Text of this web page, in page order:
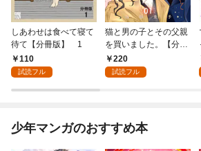
しあわせは食べて寝て
待て【分冊版】 1
110
試読フル
猫と男の子とその父親
を買いました。【分冊
版】 1
220
試読フル
少年マンガのおすすめ本